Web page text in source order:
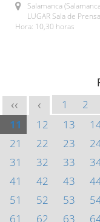
Salamanca
LUGAR Sala de
Hora: 10,30 horas
<< < 1 2
11
12 13
21
22 23
31
32 33
41
42 43
51
52 53
61
62 63